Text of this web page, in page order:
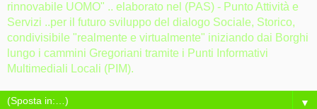
rinnovabile UOMO" .. elaborato nel (PAS) - Punto Attività e
Servizi ..per il futuro sviluppo del dialogo Sociale, Storico,
condivisibile "realmente e virtualmente" iniziando dai Borghi
lungo i cammini Gregoriani tramite i Punti Informativi
Multimediali Locali (PIM).
▼